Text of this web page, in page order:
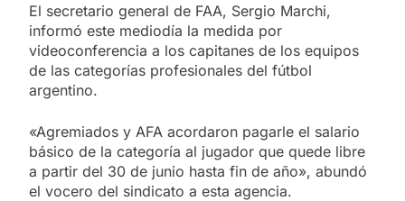
El secretario general de FAA, Sergio Marchi,
informó este mediodía la medida por
videoconferencia a los capitanes de los equipos
de las categorías profesionales del fútbol
argentino.
«Agremiados y AFA acordaron pagarle el salario
básico de la categoría al jugador que quede libre
a partir del 30 de junio hasta fin de año», abundó
el vocero del sindicato a esta agencia.